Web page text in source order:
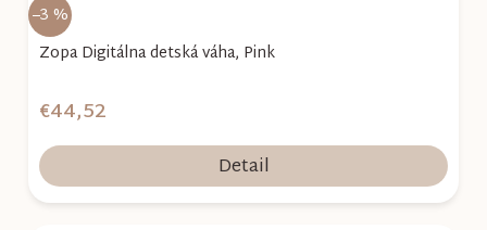
–3 %
Zopa Digitálna detská váha, Pink
€44,52
Detail